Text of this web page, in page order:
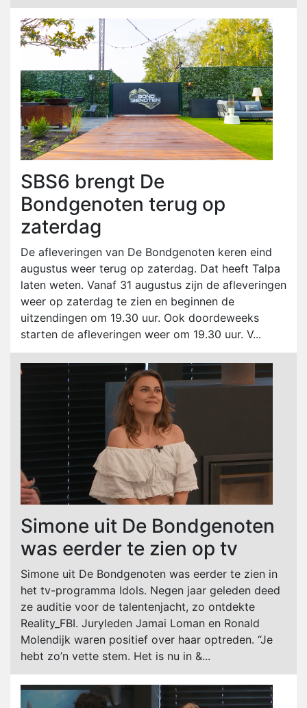
SBS6 brengt De
Bondgenoten terug op
zaterdag
De afleveringen van De Bondgenoten keren eind
augustus weer terug op zaterdag. Dat heeft Talpa
laten weten. Vanaf 31 augustus zijn de afleveringen
weer op zaterdag te zien en beginnen de
uitzendingen om 19.30 uur. Ook doordeweeks
starten de afleveringen weer om 19.30 uur. V...
Simone uit De Bondgenoten
was eerder te zien op tv
Simone uit De Bondgenoten was eerder te zien in
het tv-programma Idols. Negen jaar geleden deed
ze auditie voor de talentenjacht, zo ontdekte
Reality_FBI. Juryleden Jamai Loman en Ronald
Molendijk waren positief over haar optreden. “Je
hebt zo’n vette stem. Het is nu in &...